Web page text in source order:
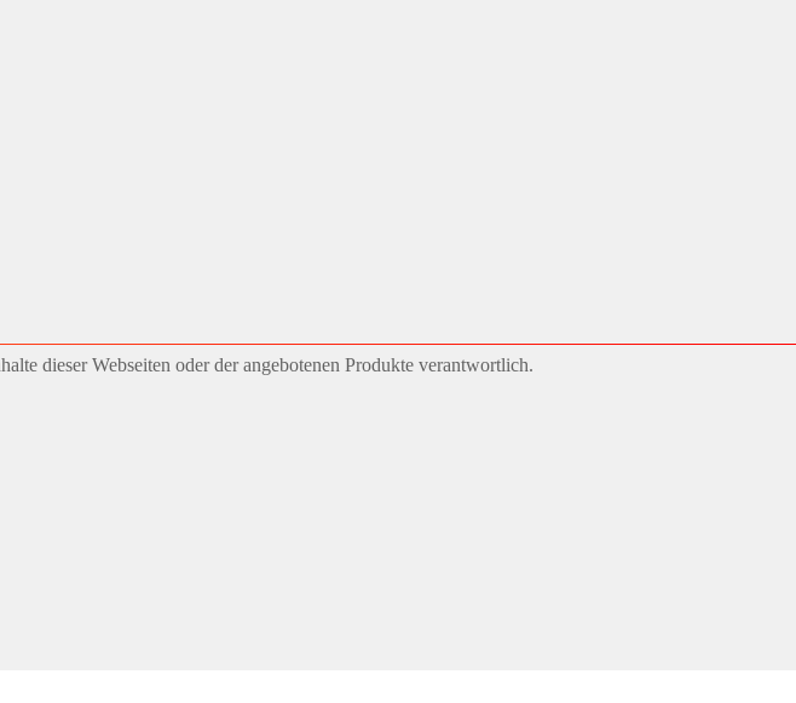
dieser Webseiten oder der angebotenen Produkte verantwortlich.